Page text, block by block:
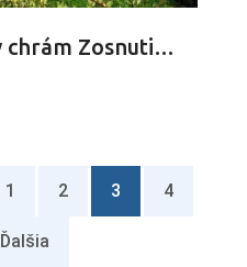
Pravoslávny chrám Zosnutia Najsvätejšej Panny Márie
1 2 3 4
Ďalšia